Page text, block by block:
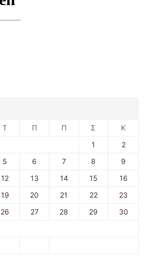
Τ Π Π Σ Κ
1
2
5 6 7 8
9
12 13 14 15
16
19 20 21 22
23
26 27 28 29
30